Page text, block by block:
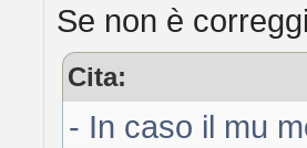
Se non è
Cita:
- In caso il mu